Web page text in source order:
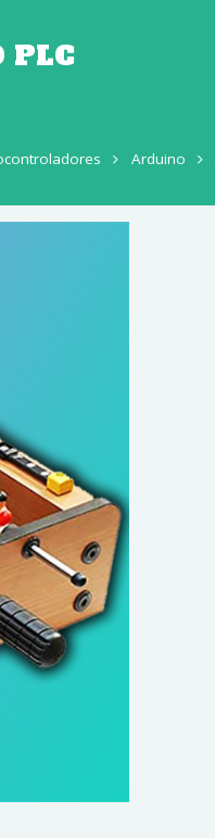
PLC
Arduino